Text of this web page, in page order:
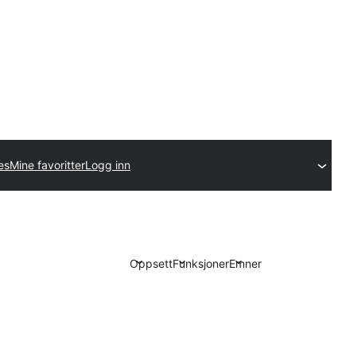
Mine favoritterLogg inn
OppsettFunksjonerEmner